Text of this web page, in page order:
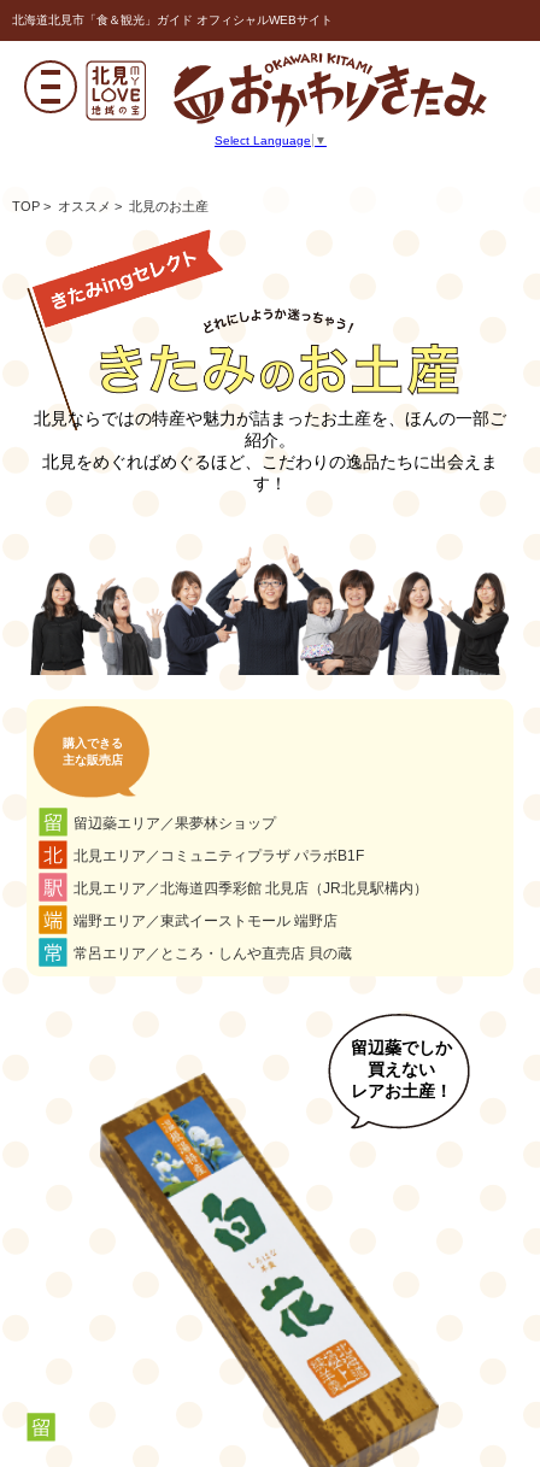
北海道北見市「食＆観光」ガイド オフィシャルWEBサイト
Select Language ▼
TOP > オススメ > 北見のお土産
北見ならではの特産や魅力が詰まったお土産を、ほんの一部ご
紹介。
北見をめぐればめぐるほど、こだわりの逸品たちに出会えま
す！
購入できる
主な販売店
留辺蘂エリア／果夢林ショップ
北見エリア／コミュニティプラザ パラボB1F
北見エリア／北海道四季彩館 北見店（JR北見駅構内）
端野エリア／東武イーストモール 端野店
常呂エリア／ところ・しんや直売店 貝の蔵
留辺蘂でしか
買えない
レアお土産！